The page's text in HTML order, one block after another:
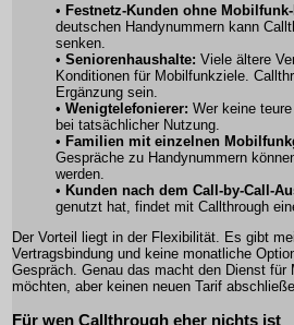
• Festnetz-Kunden ohne
deutschen Handynummern kann
senken.
• Seniorenhaushalte: Viele ältere
Konditionen für Mobilfunkziele.
Ergänzung sein.
• Wenigtelefonierer: Wer keine
bei tatsächlicher Nutzung.
• Familien mit einzelnen
Gespräche zu Handynummern
werden.
• Kunden nach dem Call-by-Call-
genutzt hat, findet mit Callthrough
Der Vorteil liegt in der Flexibilität. Es gibt
Vertragsbindung und keine monatliche
Gespräch. Genau das macht den Dienst
möchten, aber keinen neuen Tarif
Für wen Callthrough eher nichts ist